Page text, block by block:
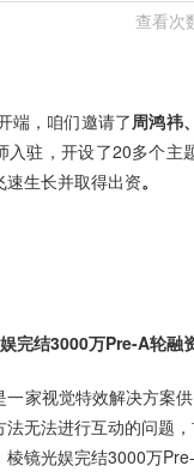
查看次
端，咱们邀请了周鸿祎
入驻，开设了20多个主
速生长并取得出资。
完结3000万Pre-A轮融
一家视觉特效解决方案
法无法进行互动的问题
镜光娱完结3000万